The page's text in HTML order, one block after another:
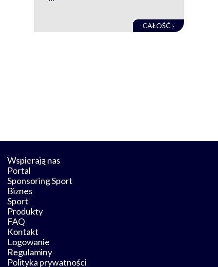
CAŁOŚĆ ›
Wspierają nas
Portal
Sponsoring Sport
Biznes
Sport
Produkty
FAQ
Kontakt
Logowanie
Regulaminy
Polityka prywatności